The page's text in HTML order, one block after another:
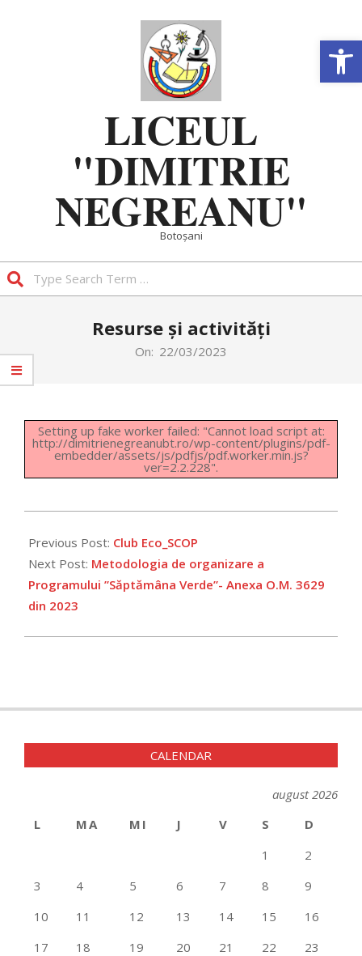
LICEUL
"DIMITRIE
NEGREANU"
Botoșani
Resurse și activități
On: 22/03/2023
Setting up fake worker failed: "Cannot load script at:
http://dimitrienegreanubt.ro/wp-content/plugins/pdf-
embedder/assets/js/pdfjs/pdf.worker.min.js?
ver=2.2.228".
03-
22
Previous Post: Club Eco_SCOP
Next Post: Metodologia de organizare a
Programului ”Săptămâna Verde”- Anexa O.M. 3629
din 2023
CALENDAR
august 2026
L
MA MI J V S
D
1
2
3
4 5 6 7 8
9
10
11 12 13 14 15
16
17
18 19 20 21 22
23